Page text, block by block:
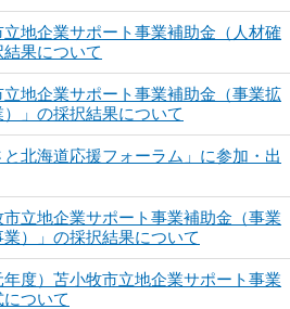
地企業サポート事業補助金（人材確
果について
地企業サポート事業補助金（事業拡
」の採択結果について
北海道応援フォーラム」に参加・出
市立地企業サポート事業補助金（事業
）」の採択結果について
度）苫小牧市立地企業サポート事業
ついて